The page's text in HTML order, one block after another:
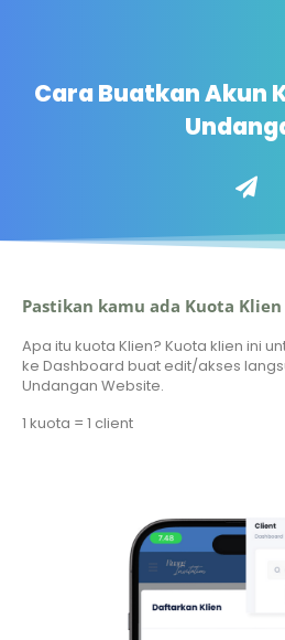
Cara Buatkan Akun
Pastikan kamu ada Kuota Klien
Apa itu kuota Klien? Kuota klien ini
ke Dashboard buat edit/akses
Undangan Website.
1 kuota = 1 client